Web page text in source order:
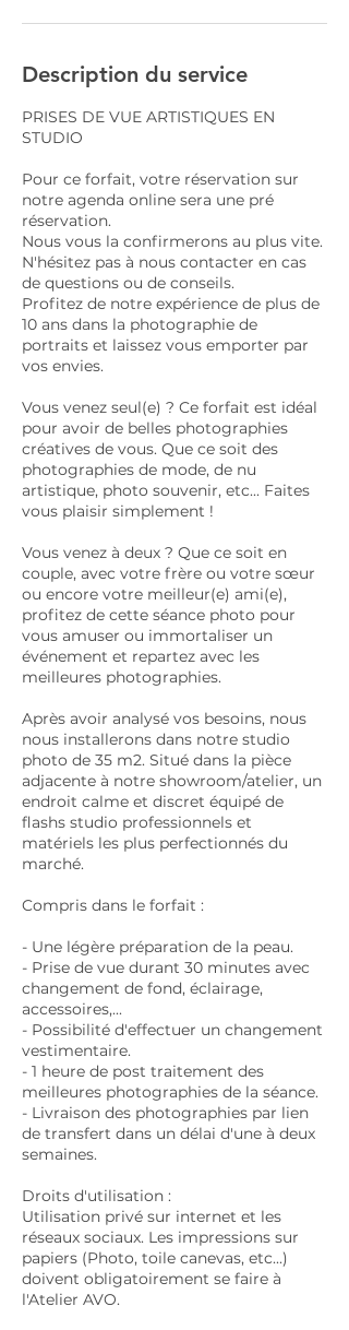
Description du service
PRISES DE VUE ARTISTIQUES EN
STUDIO
Pour ce forfait, votre réservation sur
notre agenda online sera une pré
réservation.
Nous vous la confirmerons au plus vite.
N'hésitez pas à nous contacter en cas
de questions ou de conseils.
Profitez de notre expérience de plus de
10 ans dans la photographie de
portraits et laissez vous emporter par
vos envies.
Vous venez seul(e) ? Ce forfait est idéal
pour avoir de belles photographies
créatives de vous. Que ce soit des
photographies de mode, de nu
artistique, photo souvenir, etc... Faites
vous plaisir simplement !
Vous venez à deux ? Que ce soit en
couple, avec votre frère ou votre sœur
ou encore votre meilleur(e) ami(e),
profitez de cette séance photo pour
vous amuser ou immortaliser un
événement et repartez avec les
meilleures photographies.
Après avoir analysé vos besoins, nous
nous installerons dans notre studio
photo de 35 m2. Situé dans la pièce
adjacente à notre showroom/atelier, un
endroit calme et discret équipé de
flashs studio professionnels et
matériels les plus perfectionnés du
marché.
Compris dans le forfait :
- Une légère préparation de la peau.
- Prise de vue durant 30 minutes avec
changement de fond, éclairage,
accessoires,...
- Possibilité d'effectuer un changement
vestimentaire.
- 1 heure de post traitement des
meilleures photographies de la séance.
- Livraison des photographies par lien
de transfert dans un délai d'une à deux
semaines.
Droits d'utilisation :
Utilisation privé sur internet et les
réseaux sociaux. Les impressions sur
papiers (Photo, toile canevas, etc...)
doivent obligatoirement se faire à
l'Atelier AVO.